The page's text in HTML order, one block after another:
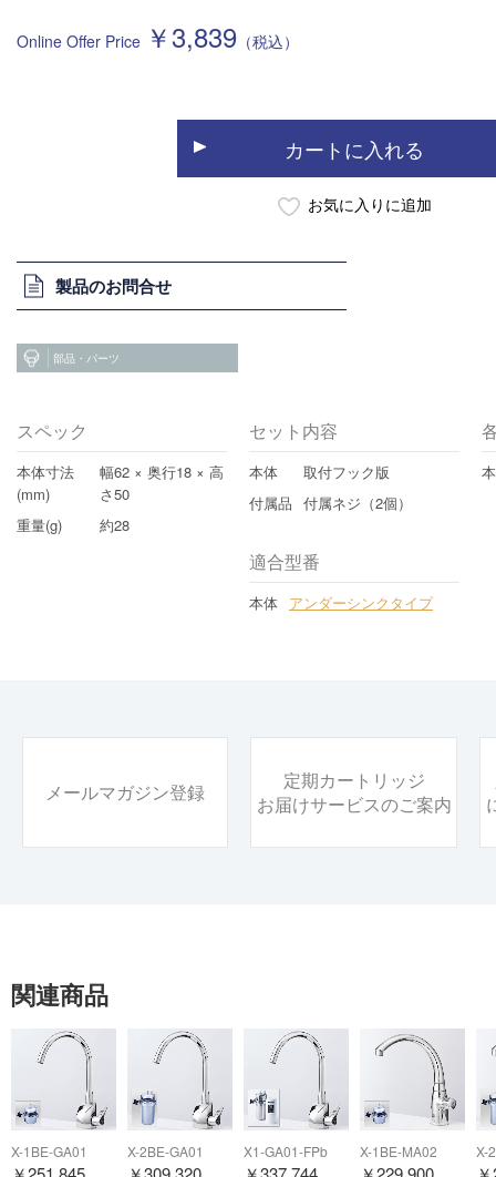
￥3,839
カートに入れる
製品のお問合せ
部品・パーツ
スペック
本体寸法
(mm)
幅62 × 奥行18 × 高
さ50
重量(g)
約28
セット内容
本体
取付フック版
付属品 付属ネジ（2個）
適合型番
本体 アンダーシンクタイプ
メールマガジン登録
定期カートリッジ
お届けサービスのご案内
関連商品
X-1BE-GA01 X-2BE-GA01 X1-GA01-FPb X-1BE-MA02 X-